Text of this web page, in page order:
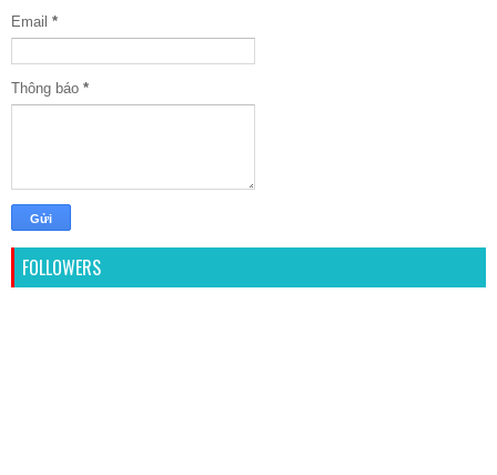
Email *
Thông báo *
FOLLOWERS